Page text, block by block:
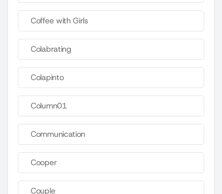
Coffee with Girls
Colabrating
Colapinto
Column01
Communication
Cooper
Couple